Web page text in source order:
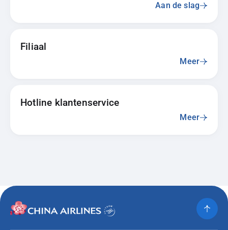
Aan de slag
Filiaal
Meer
Hotline klantenservice
Meer